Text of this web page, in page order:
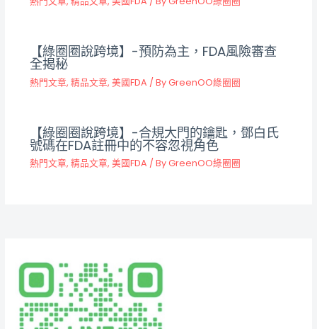
【綠圈圈說跨境】-預防為主，FDA風險審查
全揭秘
熱門文章, 精品文章, 美國FDA / ByGreenOO綠圈圈
【綠圈圈說跨境】-合規大門的鑰匙，鄧白氏
號碼在FDA註冊中的不容忽視角色
熱門文章, 精品文章, 美國FDA / ByGreenOO綠圈圈